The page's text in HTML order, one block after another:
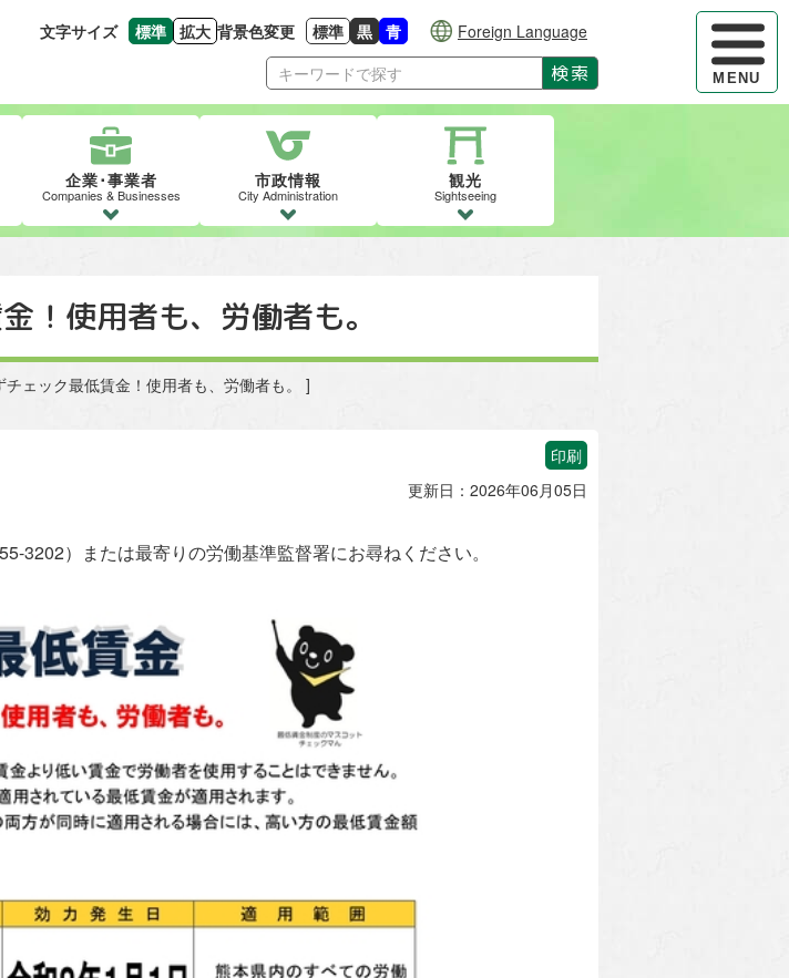
ハンバー
MENU
文字サイズ 標準
文字の大きさをもとの大きさに戻す
拡大
文字を大きくする
背景色変更 標準
背景色の変更：白
黒
背景色の変更：黒
青
背景色の変更：青
Foreign Language
検索
企業･事業者
Companies & Businesses
市政情報
City Administration
観光
Sightseeing
！使用者も、労働者も。
ェック最低賃金！使用者も、労働者も。 ]
印刷
更新日：2026年06月05日
3202）または最寄りの労働基準監督署にお尋ねください。